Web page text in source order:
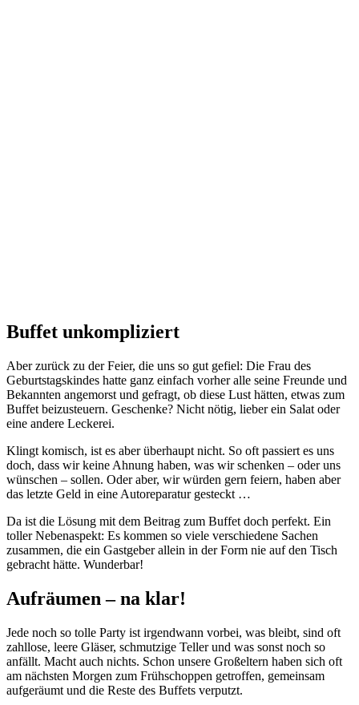
Buffet unkompliziert
Aber zurück zu der Feier, die uns so gut gefiel: Die Frau des
Geburtstagskindes hatte ganz einfach vorher alle seine Freunde und
Bekannten angemorst und gefragt, ob diese Lust hätten, etwas zum
Buffet beizusteuern. Geschenke? Nicht nötig, lieber ein Salat oder
eine andere Leckerei.
Klingt komisch, ist es aber überhaupt nicht. So oft passiert es uns
doch, dass wir keine Ahnung haben, was wir schenken – oder uns
wünschen – sollen. Oder aber, wir würden gern feiern, haben aber
das letzte Geld in eine Autoreparatur gesteckt …
Da ist die Lösung mit dem Beitrag zum Buffet doch perfekt. Ein
toller Nebenaspekt: Es kommen so viele verschiedene Sachen
zusammen, die ein Gastgeber allein in der Form nie auf den Tisch
gebracht hätte. Wunderbar!
Aufräumen – na klar!
Jede noch so tolle Party ist irgendwann vorbei, was bleibt, sind oft
zahllose, leere Gläser, schmutzige Teller und was sonst noch so
anfällt. Macht auch nichts. Schon unsere Großeltern haben sich oft
am nächsten Morgen zum Frühschoppen getroffen, gemeinsam
aufgeräumt und die Reste des Buffets verputzt.